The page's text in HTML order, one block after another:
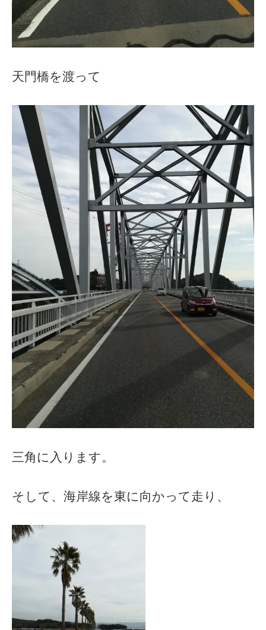
天門橋を渡って
三角に入ります。
そして、海岸線を東に向かって走り、